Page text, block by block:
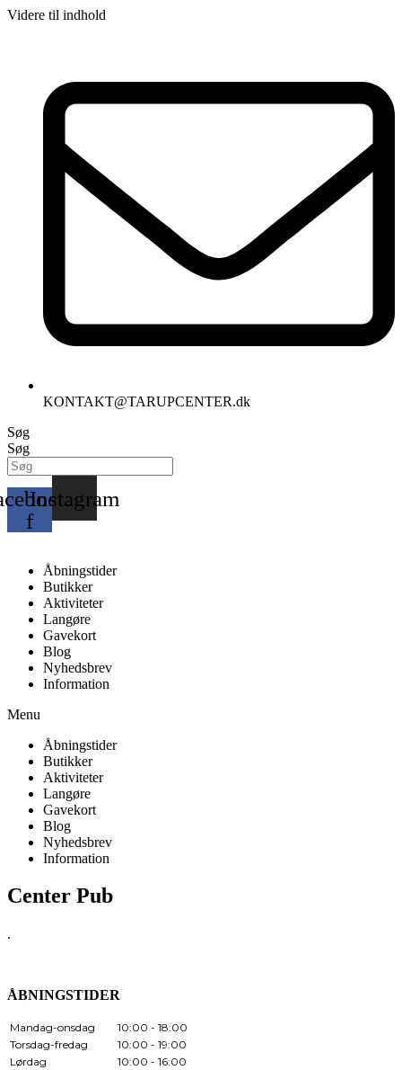
Videre til indhold
KONTAKT@TARUPCENTER.dk
Søg
Søg
f
Instagram
Åbningstider
Butikker
Aktiviteter
Langøre
Gavekort
Blog
Nyhedsbrev
Information
Menu
Åbningstider
Butikker
Aktiviteter
Langøre
Gavekort
Blog
Nyhedsbrev
Information
Center Pub
.
ÅBNINGSTIDER
Mandag-onsdag
10:00 - 18:00
Torsdag-fredag
10:00 - 19:00
Lørdag
10:00 - 16:00